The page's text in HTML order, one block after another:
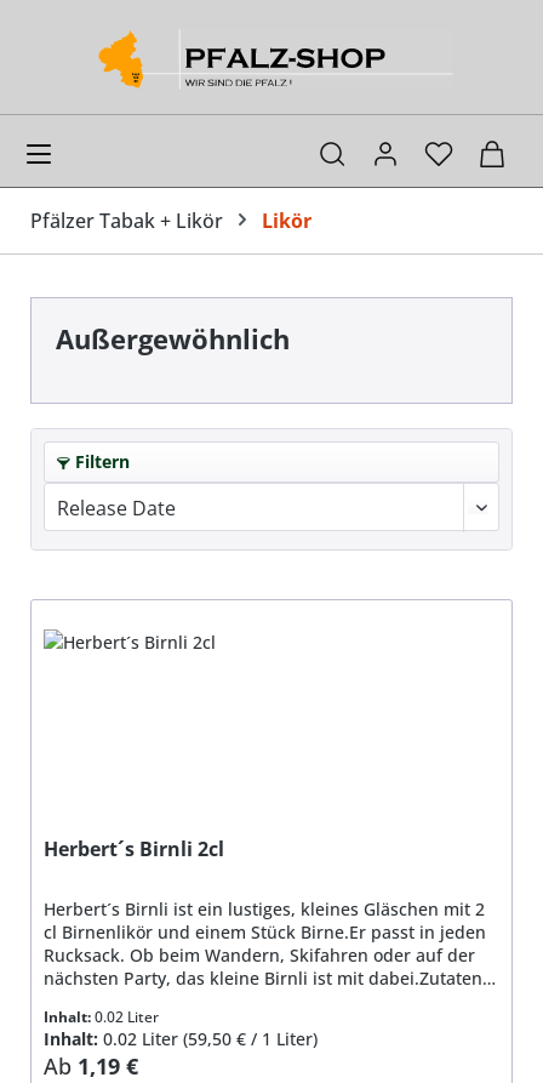
Pfälzer Tabak + Likör Likör
Außergewöhnlich
Filtern
Herbert´s Birnli 2cl
Herbert´s Birnli ist ein lustiges, kleines Gläschen mit 2
cl Birnenlikör und einem Stück Birne.Er passt in jeden
Rucksack. Ob beim Wandern, Skifahren oder auf der
nächsten Party, das kleine Birnli ist mit dabei.Zutaten:
Birne Inhalt: 2 cl, 18% Vol.
Inhalt:0.02 Liter
Inhalt: 0.02 Liter (59,50 € / 1 Liter)
Regulärer Preis:
Ab 1,19 €